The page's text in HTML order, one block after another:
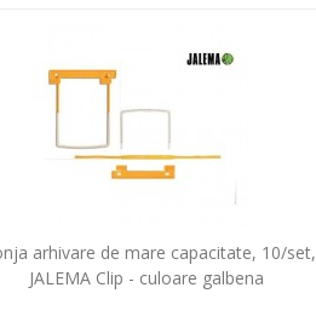
arhivare de mare capacitate, 10/set,
JALEMA Clip - culoare galbena